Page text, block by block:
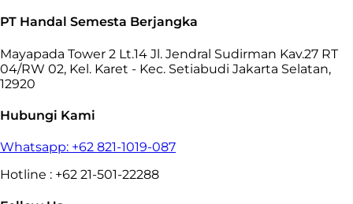
PT Handal Semesta Berjangka
Mayapada Tower 2 Lt.14 Jl. Jendral Sudirman Kav.27 RT
04/RW 02, Kel. Karet - Kec. Setiabudi Jakarta Selatan,
12920
Hubungi Kami
Whatsapp: +62 821-1019-087
Hotline : +62 21-501-22288